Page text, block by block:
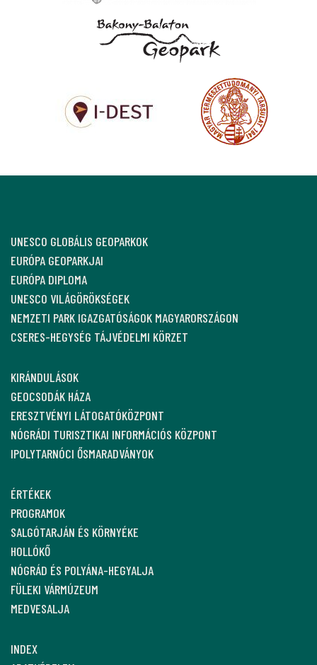
UNESCO GLOBÁLIS GEOPARKOK
EURÓPA GEOPARKJAI
EURÓPA DIPLOMA
UNESCO VILÁGÖRÖKSÉGEK
NEMZETI PARK IGAZGATÓSÁGOK MAGYARORSZÁGON
CSERES-HEGYSÉG TÁJVÉDELMI KÖRZET
KIRÁNDULÁSOK
GEOCSODÁK HÁZA
ERESZTVÉNYI LÁTOGATÓKÖZPONT
NÓGRÁDI TURISZTIKAI INFORMÁCIÓS KÖZPONT
IPOLYTARNÓCI ŐSMARADVÁNYOK
ÉRTÉKEK
PROGRAMOK
SALGÓTARJÁN ÉS KÖRNYÉKE
HOLLÓKŐ
NÓGRÁD ÉS POLYÁNA-HEGYALJA
FÜLEKI VÁRMÚZEUM
MEDVESALJA
INDEX